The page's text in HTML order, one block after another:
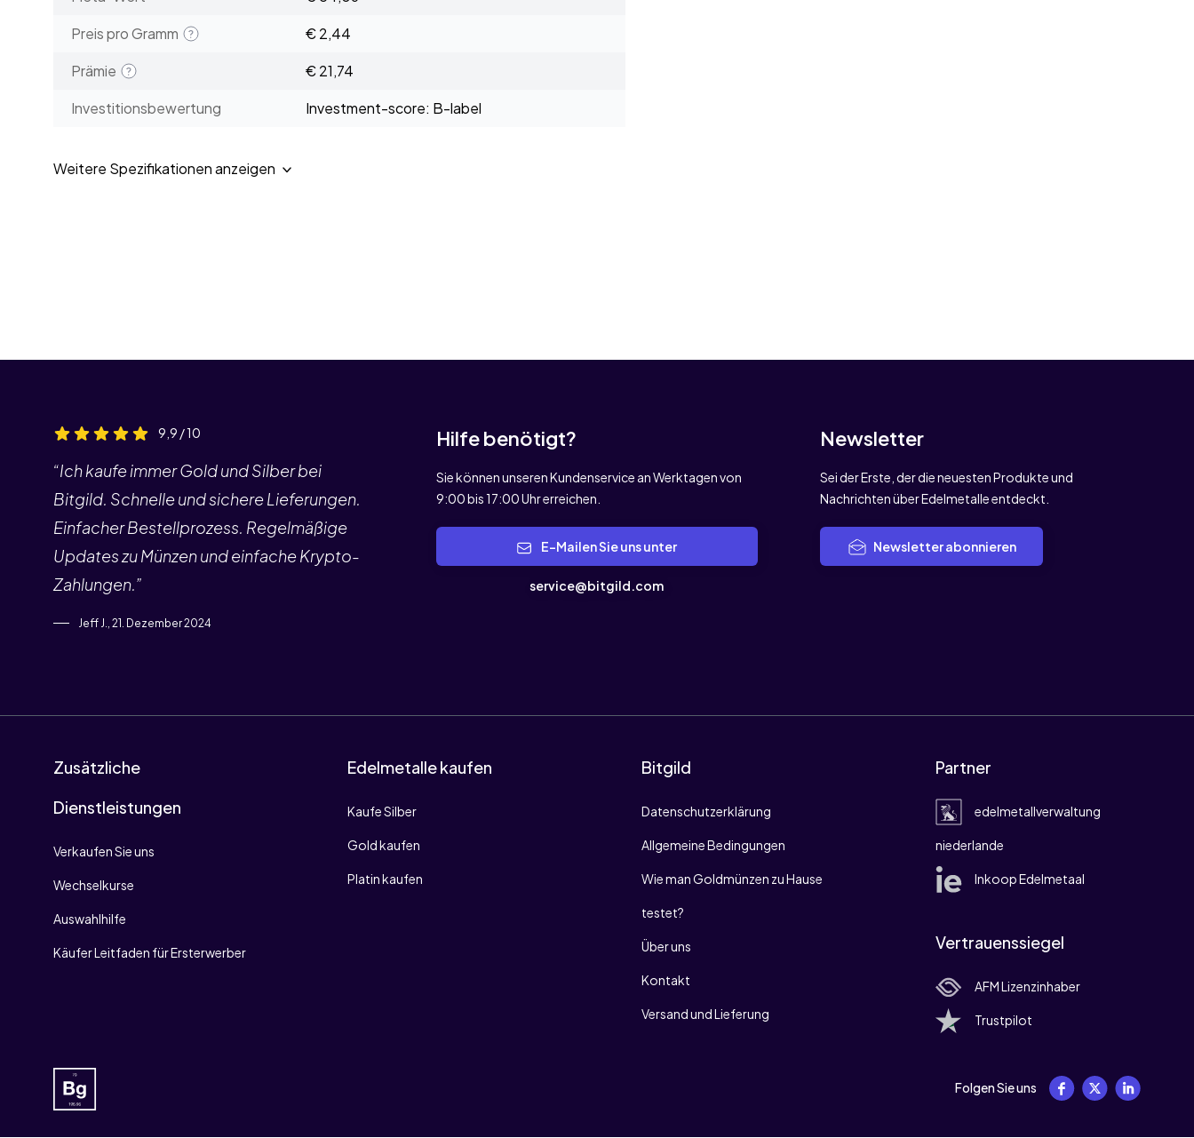
Preis pro Gramm
€ 2,44
Prämie
€ 21,74
Investitionsbewertung
Investment-score: B-label
Weitere Spezifikationen anzeigen
9,9 / 10
“Ich kaufe immer Gold und Silber bei
Bitgild. Schnelle und sichere Lieferungen.
Einfacher Bestellprozess. Regelmäßige
Updates zu Münzen und einfache Krypto-
Zahlungen.”
Jeff J., 21. Dezember 2024
Hilfe benötigt?
Sie können unseren Kundenservice an Werktagen von
9:00 bis 17:00 Uhr erreichen.
service@bitgild.com
Newsletter
Sei der Erste, der die neuesten Produkte und
Nachrichten über Edelmetalle entdeckt.
Newsletter abonnieren
Zusätzliche
Dienstleistungen
Verkaufen Sie uns
Wechselkurse
Auswahlhilfe
Käufer Leitfaden für Ersterwerber
Edelmetalle kaufen
Kaufe Silber
Gold kaufen
Platin kaufen
Bitgild
Datenschutzerklärung
Allgemeine Bedingungen
Wie man Goldmünzen zu Hause
testet?
Über uns
Kontakt
Versand und Lieferung
Partner
edelmetallverwaltung
niederlande
Inkoop Edelmetaal
Vertrauenssiegel
AFM Lizenzinhaber
Trustpilot
Folgen Sie uns